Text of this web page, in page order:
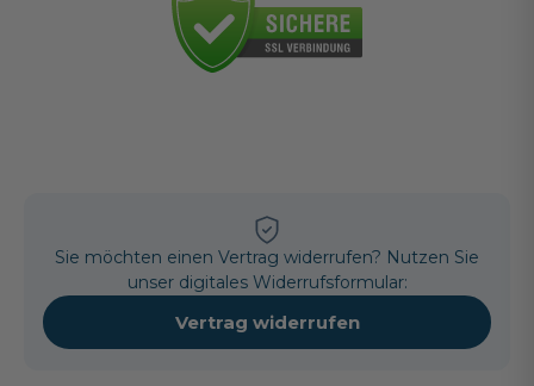
Sie möchten einen Vertrag widerrufen? Nutzen Sie
unser digitales Widerrufsformular:
Vertrag widerrufen